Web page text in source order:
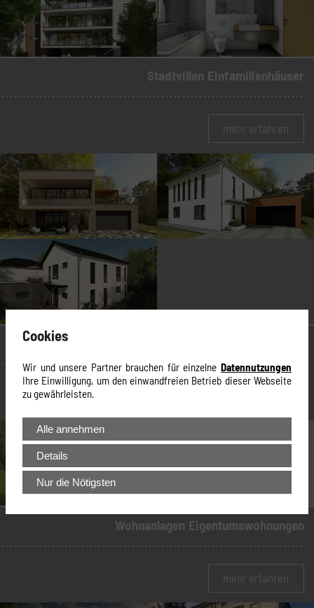
Stadtvillen Einfamilienhäuser
mehr erfahren
Wohnanlagen Eigentumswohnungen
mehr erfahren
Cookies
Wir und unsere Partner brauchen für einzelne Datennutzungen
Ihre Einwilligung, um den einwandfreien Betrieb dieser Webseite
zu gewährleisten.
Alle annehmen
Details
Nur die Nötigsten